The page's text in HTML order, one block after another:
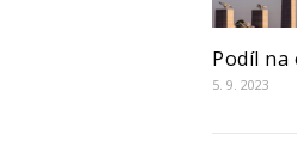
Podíl na
5. 9. 2023